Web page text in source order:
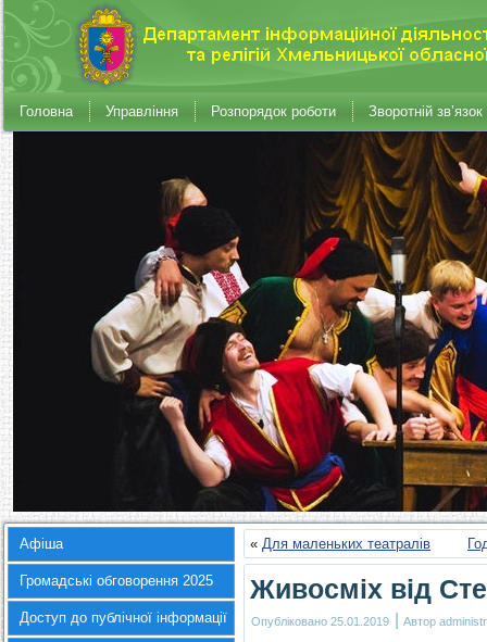
Головна Управління Розпорядок роботи Зворотній зв’язок
Афіша
Громадські обговорення 2025
Доступ до публічної інформації
« Для маленьких театралів
Живосміх від
Опубліковано 25.01.2019 | Автор